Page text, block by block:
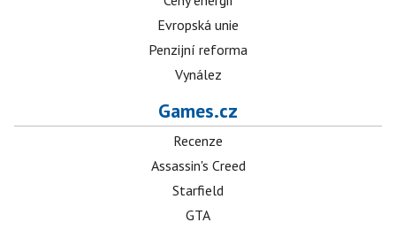
Evropská unie
Penzijní reforma
Vynález
Games.cz
Recenze
Assassin's Creed
Starfield
GTA